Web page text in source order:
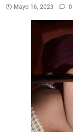
Mayo 16, 2023 0